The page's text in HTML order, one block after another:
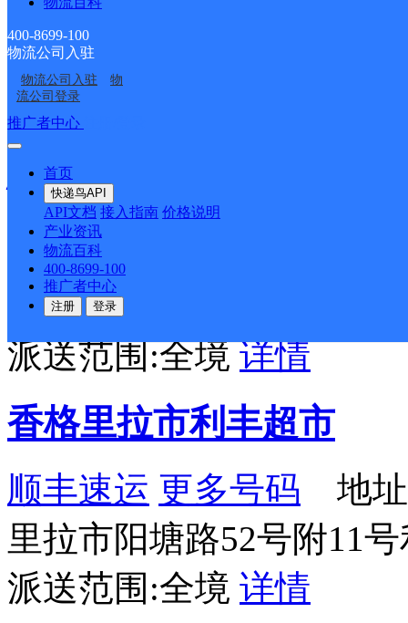
400-8699-100
物流公司入驻
物流公司入驻
物
流公司登录
推广者中心
首页
快递鸟API
API文档 接入指南 价格说明
产业资讯
物流百科
400-8699-100
推广者中心
注册 登录
顺丰速运
派送范围:全境
恒信超市民专店
顺丰速运
里拉市民族中等专业学校
派送范围:全境详情
香格里拉市利丰超市
顺丰速运 更多号码 地址
里拉市阳塘路52号附11
派送范围:全境 详情